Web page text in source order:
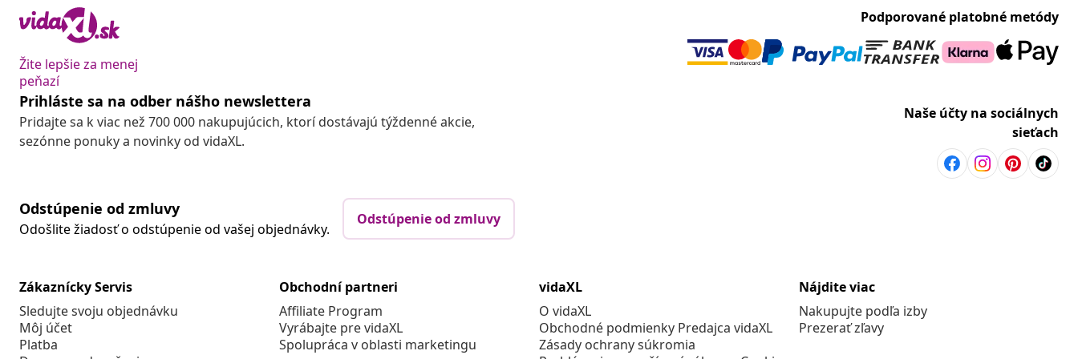
Žite lepšie za menej
peňazí
Podporované platobné metódy
Prihláste sa na odber nášho newslettera
Pridajte sa k viac než 700 000 nakupujúcich, ktorí dostávajú týždenné akcie,
sezónne ponuky a novinky od vidaXL.
Naše účty na sociálnych
sieťach
Odstúpenie od zmluvy
Odošlite žiadosť o odstúpenie od vašej objednávky.
Odstúpenie od zmluvy
Zákaznícky Servis
Sledujte svoju objednávku
Môj účet
Platba
Obchodní partneri
Affiliate Program
Vyrábajte pre vidaXL
Spolupráca v oblasti marketingu
vidaXL
O vidaXL
Obchodné podmienky Predajca vidaXL
Zásady ochrany súkromia
Nájdite viac
Nakupujte podľa izby
Prezerať zľavy